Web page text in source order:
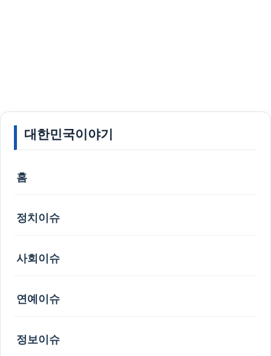
대한민국이야기
홈
정치이슈
사회이슈
연예이슈
정보이슈